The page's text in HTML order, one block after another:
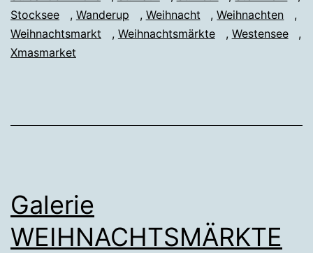
Stocksee
, Wanderup , Weihnacht ,Weihnachten
,
Weihnachtsmarkt
, Weihnachtsmärkte , Westensee
,
Xmasmarket
Galerie
WEIHNACHTSMÄRKTE